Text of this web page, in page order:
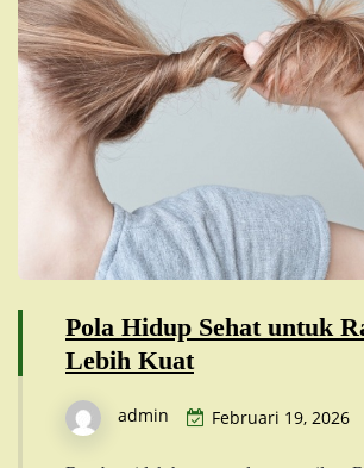
Pola Hidup Sehat untuk
Lebih Kuat
admin Februari 19, 2026